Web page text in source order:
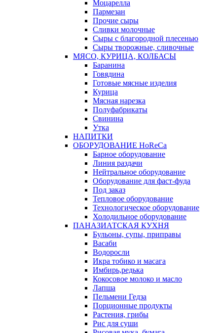
Моцарелла
Пармезан
Прочие сыры
Сливки молочные
Сыры с благородной плесенью
Сыры творожные, сливочные
МЯСО, КУРИЦА, КОЛБАСЫ
Баранина
Говядина
Готовые мясные изделия
Курица
Мясная нарезка
Полуфабрикаты
Свинина
Утка
НАПИТКИ
ОБОРУДОВАНИЕ HoReCa
Барное оборудование
Линия раздачи
Нейтральное оборудование
Оборудование для фаст-фуда
Под заказ
Тепловое оборудование
Технологическое оборудование
Холодильное оборудование
ПАНАЗИАТСКАЯ КУХНЯ
Бульоны, супы, приправы
Васаби
Водоросли
Икра тобико и масага
Имбирь,редька
Кокосовое молоко и масло
Лапша
Пельмени Гедза
Порционные продукты
Растения, грибы
Рис для суши